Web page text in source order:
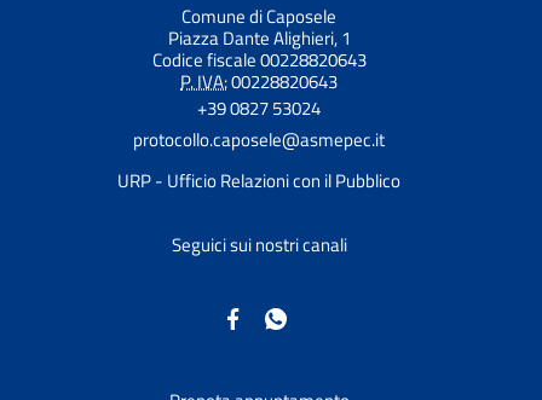
Comune di Caposele
Piazza Dante Alighieri, 1
Codice fiscale 00228820643
P. IVA:00228820643
+39 0827 53024
protocollo.caposele@asmepec.it
URP - Ufficio Relazioni con il Pubblico
Seguici sui nostri canali